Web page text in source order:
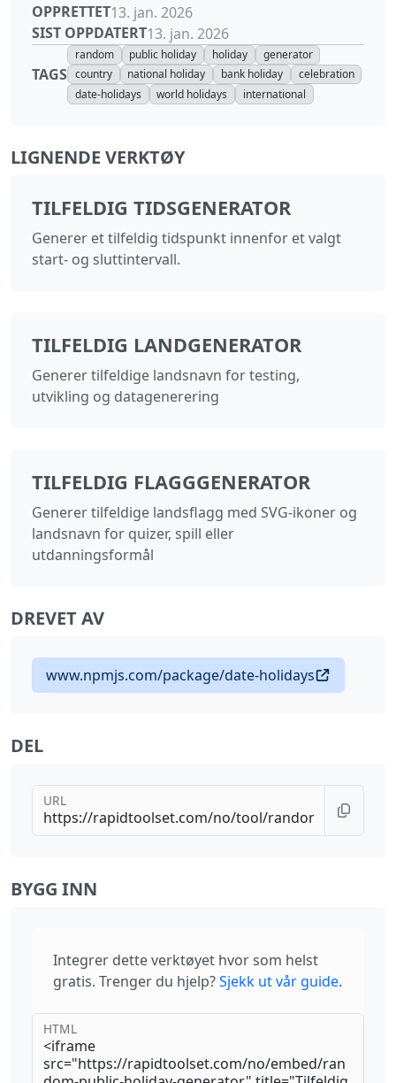
OPPRETTET13. jan. 2026
SIST OPPDATERT13. jan. 2026
TAGS
random public holiday holiday
generator
country
national holiday bank holiday
celebration
date-holidays
world holidays international
LIGNENDE VERKTØY
TILFELDIG TIDSGENERATOR
Generer et tilfeldig tidspunkt innenfor et valgt
start- og sluttintervall.
TILFELDIG LANDGENERATOR
Generer tilfeldige landsnavn for testing,
utvikling og datagenerering
TILFELDIG FLAGGGENERATOR
Generer tilfeldige landsflagg med SVG-ikoner og
landsnavn for quizer, spill eller
utdanningsformål
DREVET AV
www.npmjs.com/package/date-holidays
DEL
URL
BYGG INN
Integrer dette verktøyet hvor som helst
gratis. Trenger du hjelp?Sjekk ut vår guide.
HTML